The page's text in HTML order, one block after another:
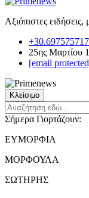
Αξιόπιστες
25ης Μαρτίου
[email
Κλείσιμο
Σήμερα Γιορτάζουν:
ΕΥΜΟΡΦΙΑ
ΜΟΡΦΟΥΛΑ
ΣΩΤΗΡΗΣ